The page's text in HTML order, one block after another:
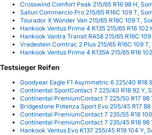
Crosswind Comfort Peak 215/65 R16 98 H,
Sailun Commercio Pro 215/65 R16C 109 T,
Tourador X Wonder Van 215/65 R16C 109 T,
Hankook Ventus Prime 4 K135 215/65 R16
Hankook Vantra Transit RA58 215/65 R16C
Vredestein Comtrac 2 Plus 215/65 R16C 109
Hankook Ventus Prime 4 K135A 215/65 R16
Testsieger Reifen
Goodyear Eagle F1 Asymmetric 6 225/40 R18
Continental SportContact 7 225/40 R18 92 Y,
Continental PremiumContact 7 225/50 R17
Bridgestone Potenza Sport Evo 205/45 R17
Continental PremiumContact 7 235/55 R18
Continental PremiumContact 7 235/45 R18
Hankook Ventus Evo K137 255/45 R19 104 Y,